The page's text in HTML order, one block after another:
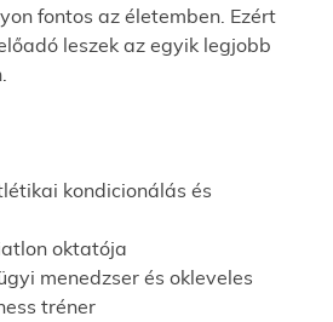
fontos az életemben. Ezért
leszek az egyik legjobb
kondicionálás és
oktatója
menedzser és okleveles
tréner